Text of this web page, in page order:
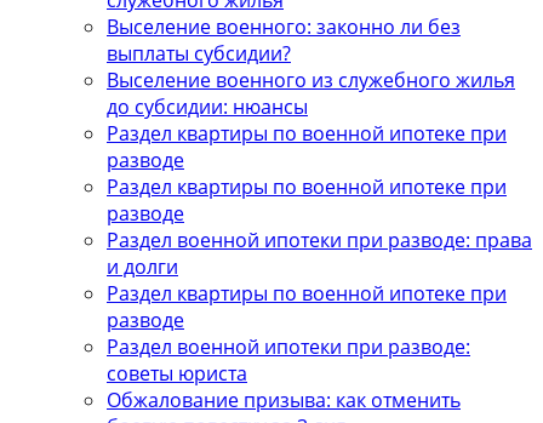
Выселение военного: законно ли без
выплаты субсидии?
Выселение военного из служебного жилья
до субсидии: нюансы
Раздел квартиры по военной ипотеке при
разводе
Раздел квартиры по военной ипотеке при
разводе
Раздел военной ипотеки при разводе: права
и долги
Раздел квартиры по военной ипотеке при
разводе
Раздел военной ипотеки при разводе:
советы юриста
Обжалование призыва: как отменить